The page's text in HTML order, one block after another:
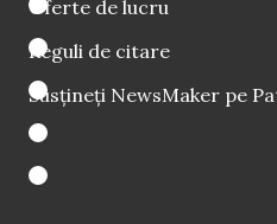
Oferte de lucru
Reguli de citare
Susțineți NewsMaker pe